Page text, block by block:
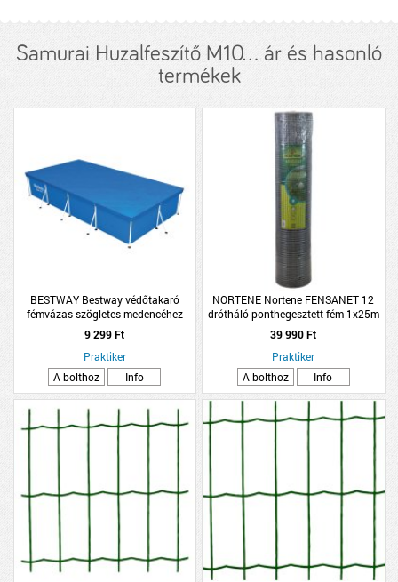
Samurai Huzalfeszítő M10... ár és hasonló
termékek
BESTWAY Bestway védőtakaró
fémvázas szögletes medencéhez
400x211cm
9 299 Ft
Praktiker
A bolthoz
Info
NORTENE Nortene FENSANET 12
drótháló ponthegesztett fém 1x25m
ezüst
39 990 Ft
Praktiker
A bolthoz
Info